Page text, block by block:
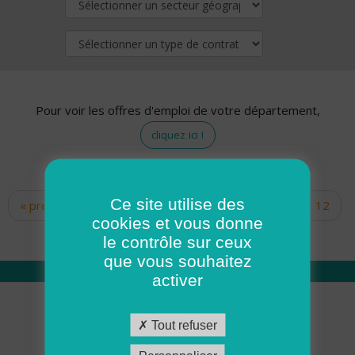
Pour voir les offres d'emploi de votre département,
cliquez ici !
Pages
« premier ‹ précédent … 10
12
14 15 16 17
Qui sommes nous
Académie ADMR
Ce site utilise des
cookies et vous donne
le contrôle sur ceux
que vous souhaitez
activer
Tout refuser